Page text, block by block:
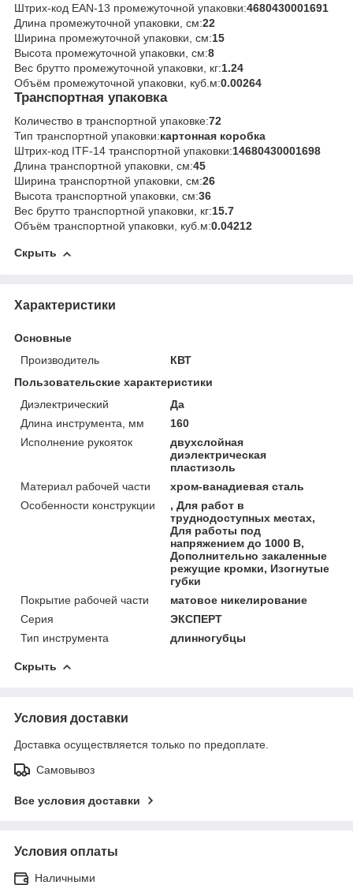
Штрих-код EAN-13 промежуточной упаковки:4680430001691
Длина промежуточной упаковки, см:22
Ширина промежуточной упаковки, см:15
Высота промежуточной упаковки, см:8
Вес брутто промежуточной упаковки, кг:1.24
Объём промежуточной упаковки, куб.м:0.00264
Транспортная упаковка
Количество в транспортной упаковке:72
Тип транспортной упаковки:картонная коробка
Штрих-код ITF-14 транспортной упаковки:14680430001698
Длина транспортной упаковки, см:45
Ширина транспортной упаковки, см:26
Высота транспортной упаковки, см:36
Вес брутто транспортной упаковки, кг:15.7
Объём транспортной упаковки, куб.м:0.04212
Скрыть
Характеристики
Основные
Производитель
КВТ
Пользовательские характеристики
Диэлектрический
Да
Длина инструмента, мм
160
Исполнение рукояток
двухслойная
диэлектрическая
пластизоль
Материал рабочей части
хром-ванадиевая сталь
Особенности конструкции
, Для работ в
труднодоступных местах,
Для работы под
напряжением до 1000 В,
Дополнительно закаленные
режущие кромки, Изогнутые
губки
Покрытие рабочей части
матовое никелирование
Серия
ЭКСПЕРТ
Тип инструмента
длинногубцы
Скрыть
Условия доставки
Доставка осуществляется только по предоплате.
Самовывоз
Все условия доставки
Условия оплаты
Наличными